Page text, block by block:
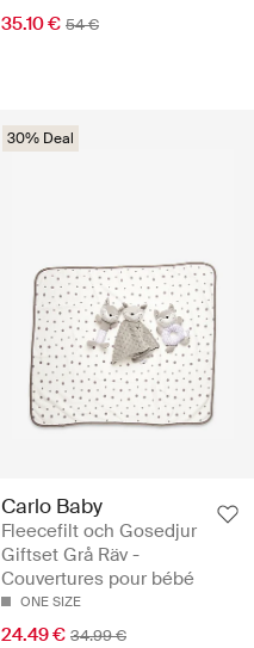
35.10 € 54 €
30% Deal
Carlo Baby
Fleecefilt och Gosedjur
Giftset Grå Räv -
Couvertures pour bébé
ONE SIZE
24.49 € 34.99 €